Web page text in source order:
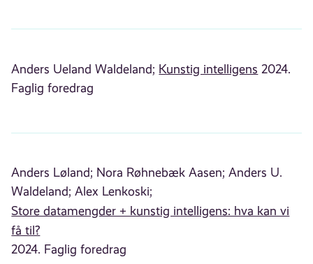
Anders Ueland Waldeland; Kunstig intelligens 2024.
Faglig foredrag
Anders Løland; Nora Røhnebæk Aasen; Anders U.
Waldeland; Alex Lenkoski;
Store datamengder + kunstig intelligens: hva kan vi
få til?
2024. Faglig foredrag